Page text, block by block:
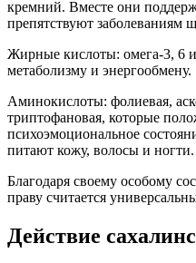
кремний. Вместе они
препятствуют заболеваниям
Жирные кислоты: омега-3, 6
метаболизму и энергообмену.
Аминокислоты: фолиевая,
триптофановая, которые
психоэмоциональное
питают кожу, волосы и ногти.
Благодаря своему особому
праву считается
Действие